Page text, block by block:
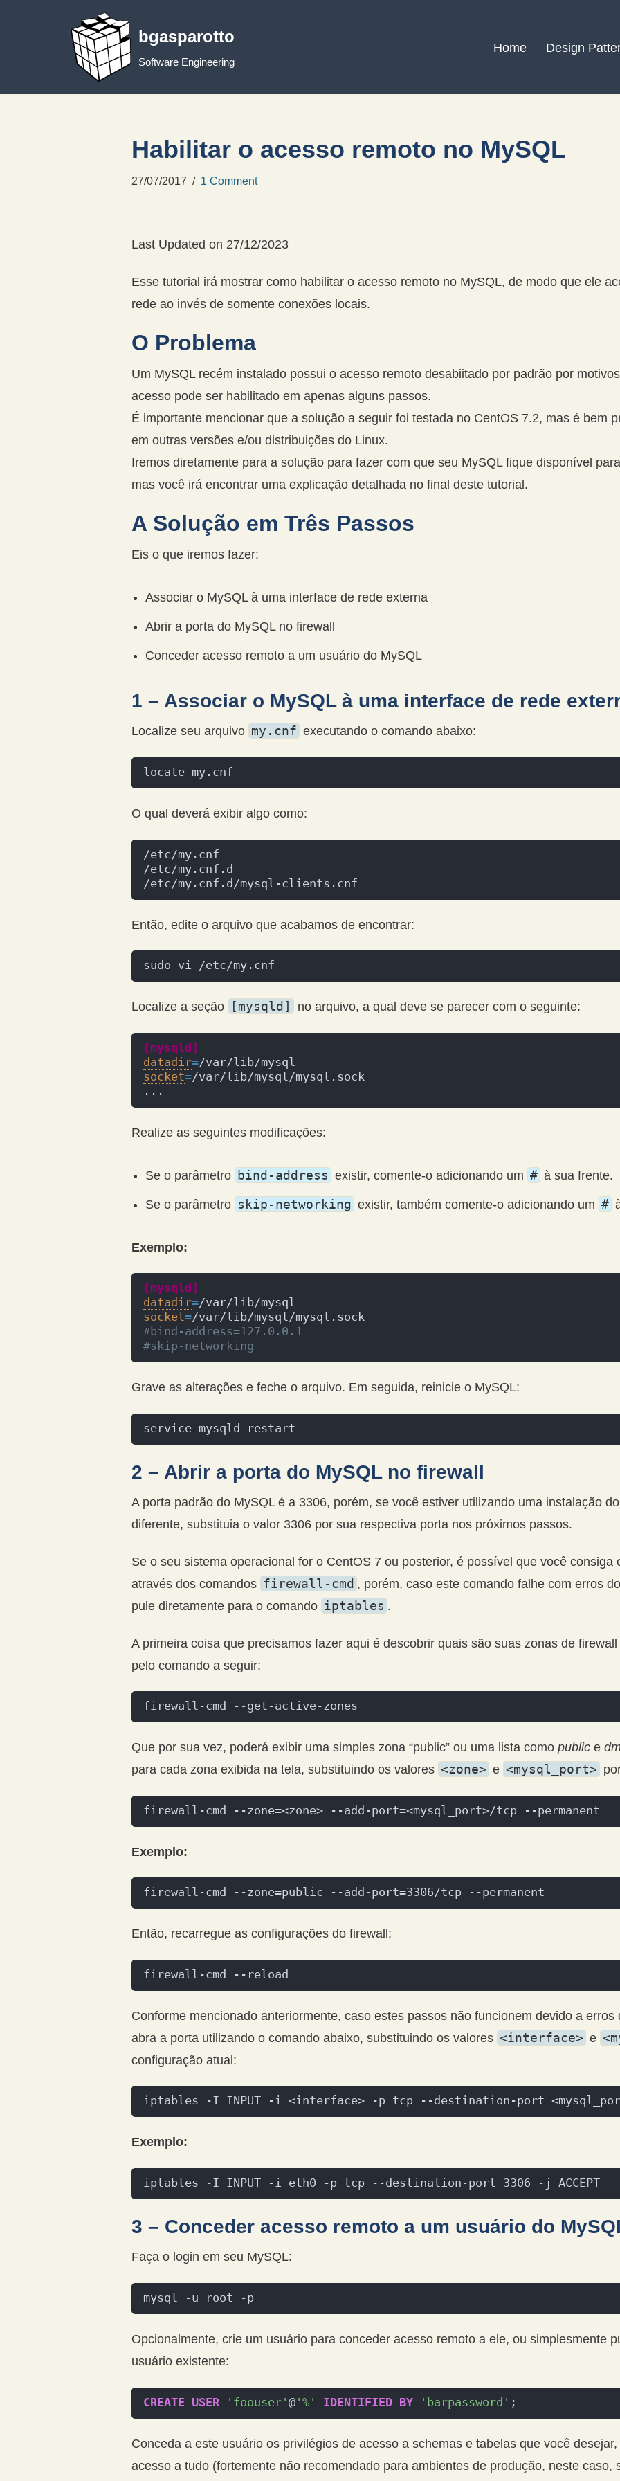
bgasparotto
Software Engineering
Home Design
Habilitar o acesso remoto no MySQL
27/07/2017 1 Comment
Last Updated on 27/12/2023
Esse tutorial irá mostrar como habilitar o acesso remoto no MySQL, de modo que ele
rede ao invés de somente conexões locais.
O Problema
Um MySQL recém instalado possui o acesso remoto desabiitado por padrão por
acesso pode ser habilitado em apenas alguns passos.
É importante mencionar que a solução a seguir foi testada no CentOS 7.2, mas é bem
em outras versões e/ou distribuições do Linux.
Iremos diretamente para a solução para fazer com que seu MySQL fique disponível
mas você irá encontrar uma explicação detalhada no final deste tutorial.
A Solução em Três Passos
Eis o que iremos fazer:
Associar o MySQL à uma interface de rede externa
Abrir a porta do MySQL no firewall
Conceder acesso remoto a um usuário do MySQL
1 – Associar o MySQL à uma interface de rede
Localize seu arquivo my.cnf executando o comando abaixo:
locate my.cnf
O qual deverá exibir algo como:
/etc/my.cnf
/etc/my.cnf.d
/etc/my.cnf.d/mysql-clients.cnf
Então, edite o arquivo que acabamos de encontrar:
sudo vi /etc/my.cnf
Localize a seção [mysqld] no arquivo, a qual deve se parecer com o seguinte:
[mysqld]
datadir=/var/lib/mysql
socket=/var/lib/mysql/mysql.sock
...
Realize as seguintes modificações:
Se o parâmetro bind-address existir, comente-o adicionando um # à sua frente.
Se o parâmetro skip-networking existir, também comente-o adicionando um #
Exemplo:
[mysqld]
datadir=/var/lib/mysql
socket=/var/lib/mysql/mysql.sock
#bind-address=127.0.0.1
#skip-networking
Grave as alterações e feche o arquivo. Em seguida, reinicie o MySQL:
service mysqld restart
2 – Abrir a porta do MySQL no firewall
A porta padrão do MySQL é a 3306, porém, se você estiver utilizando uma instalação
diferente, substituia o valor 3306 por sua respectiva porta nos próximos passos.
Se o seu sistema operacional for o CentOS 7 ou posterior, é possível que você consiga
através dos comandos firewall-cmd , porém, caso este comando falhe com erros
pule diretamente para o comando iptables .
A primeira coisa que precisamos fazer aqui é descobrir quais são suas zonas de
pelo comando a seguir:
firewall-cmd --get-active-zones
Que por sua vez, poderá exibir uma simples zona “public” ou uma lista como publice
para cada zona exibida na tela, substituindo os valores <zone> e <mysql_port>
firewall-cmd --zone=<zone> --add-port=<mysql_port>/tcp --permanent
Exemplo:
firewall-cmd --zone=public --add-port=3306/tcp --permanent
Então, recarregue as configurações do firewall:
firewall-cmd --reload
Conforme mencionado anteriormente, caso estes passos não funcionem devido a
abra a porta utilizando o comando abaixo, substituindo os valores <interface> e
configuração atual:
iptables -I INPUT -i <interface> -p tcp --destination-port
Exemplo:
iptables -I INPUT -i eth0 -p tcp --destination-port 3306 -j ACCEPT
3 – Conceder acesso remoto a um usuário do
Faça o login em seu MySQL:
mysql -u root -p
Opcionalmente, crie um usuário para conceder acesso remoto a ele, ou simplesmente
usuário existente:
CREATE USER 'foouser' @'%' IDENTIFIED BY 'barpassword' ;
Conceda a este usuário os privilégios de acesso a schemas e tabelas que você
acesso a tudo (fortemente não recomendado para ambientes de produção, neste caso,